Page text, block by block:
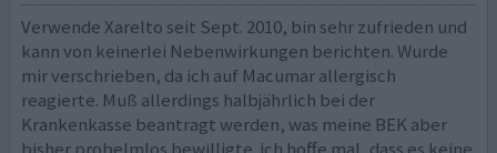
Verwende Xarelto seit Sept. 2010, bin sehr zufrieden und
kann von keinerlei Nebenwirkungen berichten. Wurde
mir verschrieben, da ich auf Macumar allergisch
reagierte. Muß allerdings halbjährlich bei der
Krankenkasse beantragt werden, was meine BEK aber